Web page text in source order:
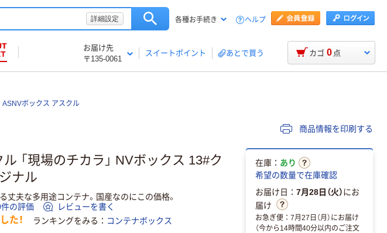
詳細設定 各種お手続き ヘルプ
お届け先
〒135-0061
スイートポイント あとで買う カゴ 0 点
ASNVボックス アスクル
商品情報を印刷する
ル 「現場のチカラ」 NVボックス 13#ク
ナル
丈夫な多用途コンテナ。国産なのにこの価格。
の評価 レビューを書く
た！ ランキングをみる コンテナボックス
在庫： あり
希望の数量で在庫確認
お届け日： 7月28日（火）にお
届け
お急ぎ便：7月27日（月）にお届け
（今から14時間40分以内のご注文